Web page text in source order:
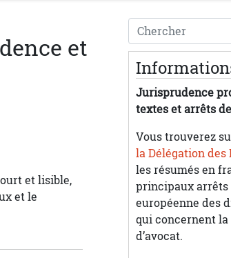
et
et lisible,
et le
Chercher
Jurisprudence
textes et arrêts
Vous trouverez
la Délégation
les résumés en
principaux arrêts
européenne des
qui concernent
d’avocat.